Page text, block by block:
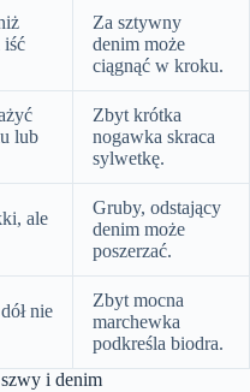
iść
Za sztywny
denim może
ciągnąć w kroku.
lub
Zbyt krótka
nogawka skraca
sylwetkę.
ale
Gruby, odstający
denim może
poszerzać.
nie
Zbyt mocna
marchewka
podkreśla biodra.
i denim